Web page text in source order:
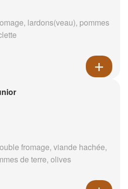
lardons(veau), pommes
fromage, viande hachée,
de terre, olives